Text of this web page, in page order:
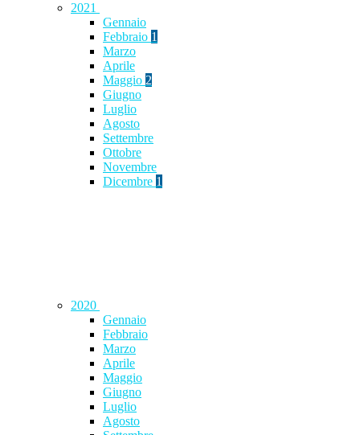
2021
Gennaio
Febbraio 1
Marzo
Aprile
Maggio 2
Giugno
Luglio
Agosto
Settembre
Ottobre
Novembre
Dicembre 1
2020
Gennaio
Febbraio
Marzo
Aprile
Maggio
Giugno
Luglio
Agosto